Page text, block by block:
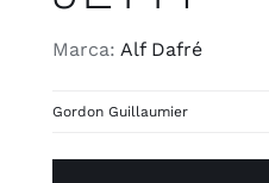
Marca:Alf Dafré
Gordon Guillaumier